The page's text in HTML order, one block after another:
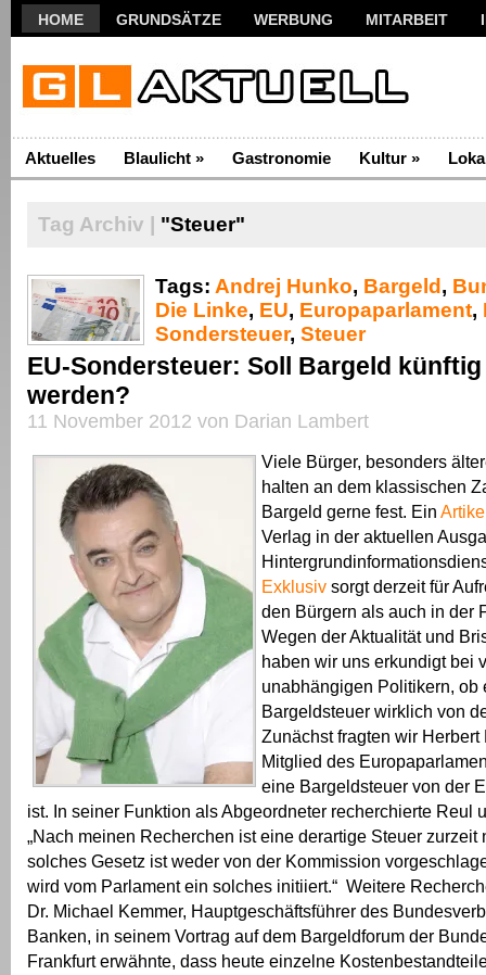
HOME GRUNDSÄTZE WERBUNG MITARBEIT
Aktuelles Blaulicht » Gastronomie Kultur »
Tag Archiv | "Steuer"
Tags: Andrej Hunko, Bargeld ,
Die Linke, EU, Europaparlament,
Sondersteuer, Steuer
EU-Sondersteuer: Soll Bargeld
werden?
11 November 2012 von Darian Lambert
Viele Bürger, besonders
halten an dem klassischen
Bargeld gerne fest. Ein
Verlag in der aktuellen
Exklusiv sorgt derzeit für
den Bürgern als auch in der
Wegen der Aktualität und
haben wir uns erkundigt bei
unabhängigen Politikern, ob
Bargeldsteuer wirklich von
Zunächst fragten wir Herbert
Mitglied des
eine Bargeldsteuer von der
ist. In seiner Funktion als Abgeordneter recherchierte Reul
„Nach meinen Recherchen ist eine derartige Steuer zurzeit
solches Gesetz ist weder von der Kommission
wird vom Parlament ein solches initiiert.“ Weitere
Dr. Michael Kemmer, Hauptgeschäftsführer des
Banken, in seinem Vortrag auf dem Bargeldforum der
Frankfurt erwähnte, dass heute einzelne